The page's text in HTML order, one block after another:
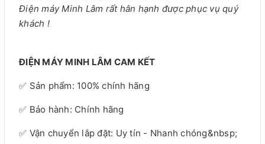
Điện máy Minh Lâm rất hân hạnh được phục vụ quý
khách !
ĐIỆN MÁY MINH LÂM CAM KẾT
✅ Sản phẩm: 100% chính hãng
✅ Bảo hành: Chính hãng
✅ Vận chuyển lắp đặt: Uy tín - Nhanh chóng&nbsp;